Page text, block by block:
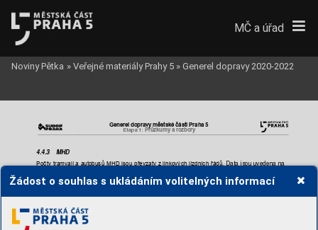
Žádost o souhlas s ukládáním volitelných informací
Generel dopravy městské části Praha 5
Etapa 1: Průzkumy a rozbory
4.4.3 MHD
Počty tramvají a autobusů MHD jsou převzaty z linkových jízdních řádů. Data jsou uvedena na
MČ a úřad
Noviny Pětka » Veřejné materiály Prahy 5 » Generel dopravy 2020-2022